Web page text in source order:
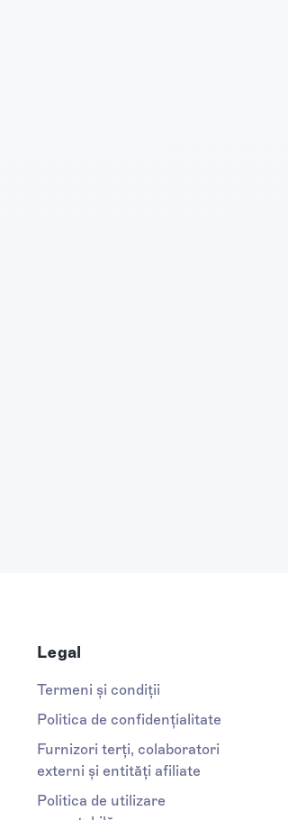
Legal
Termeni și condiții
Politica de confidențialitate
Furnizori terți, colaboratori
externi și entități afiliate
Politica de utilizare